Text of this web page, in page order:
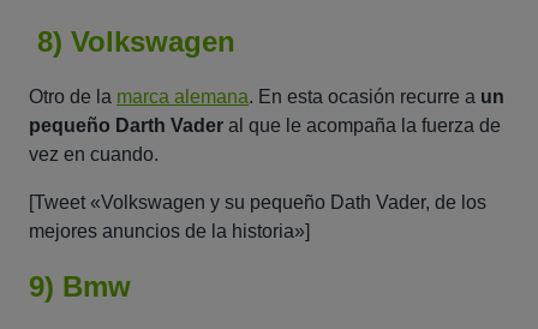
8) Volkswagen
Otro de la marca alemana. En esta ocasión recurre a un
pequeño Darth Vader al que le acompaña la fuerza de
vez en cuando.
[Tweet «Volkswagen y su pequeño Dath Vader, de los
mejores anuncios de la historia»]
9) Bmw